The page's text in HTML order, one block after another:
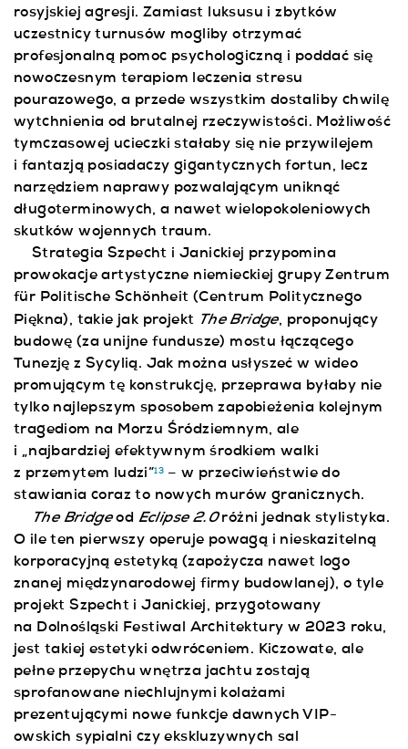
rosyjskiej agresji. Zamiast luksusu i zbytków
uczestnicy turnusów mogliby otrzymać
profesjonalną pomoc psychologiczną i poddać się
nowoczesnym terapiom leczenia stresu
pourazowego, a przede wszystkim dostaliby chwilę
wytchnienia od brutalnej rzeczywistości. Możliwość
tymczasowej ucieczki stałaby się nie przywilejem
i fantazją posiadaczy gigantycznych fortun, lecz
narzędziem naprawy pozwalającym uniknąć
długoterminowych, a nawet wielopokoleniowych
skutków wojennych traum.
Strategia Szpecht i Janickiej przypomina
prowokacje artystyczne niemieckiej grupy Zentrum
für Politische Schönheit (Centrum Politycznego
Piękna), takie jak projekt The Bridge, proponujący
budowę (za unijne fundusze) mostu łączącego
Tunezję z Sycylią. Jak można usłyszeć w wideo
promującym tę konstrukcję, przeprawa byłaby nie
tylko najlepszym sposobem zapobieżenia kolejnym
tragediom na Morzu Śródziemnym, ale
i „najbardziej efektywnym środkiem walki
z przemytem ludzi”13 – w przeciwieństwie do
stawiania coraz to nowych murów granicznych.
The Bridgeod Eclipse 2.0różni jednak stylistyka.
O ile ten pierwszy operuje powagą i nieskazitelną
korporacyjną estetyką (zapożycza nawet logo
znanej międzynarodowej firmy budowlanej), o tyle
projekt Szpecht i Janickiej, przygotowany
na Dolnośląski Festiwal Architektury w 2023 roku,
jest takiej estetyki odwróceniem. Kiczowate, ale
pełne przepychu wnętrza jachtu zostają
sprofanowane niechlujnymi kolażami
prezentującymi nowe funkcje dawnych VIP-
owskich sypialni czy ekskluzywnych sal